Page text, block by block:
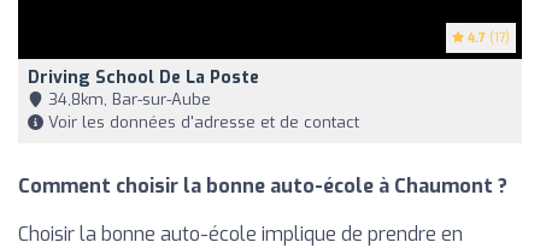
4.7 (17)
Driving School De La Poste
34,8km, Bar-sur-Aube
Voir les données d'adresse et de contact
Comment choisir la bonne auto-école à Chaumont ?
Choisir la bonne auto-école implique de prendre en